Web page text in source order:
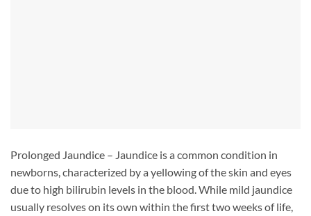
Prolonged Jaundice – Jaundice is a common condition in
newborns, characterized by a yellowing of the skin and eyes
due to high bilirubin levels in the blood. While mild jaundice
usually resolves on its own within the first two weeks of life,